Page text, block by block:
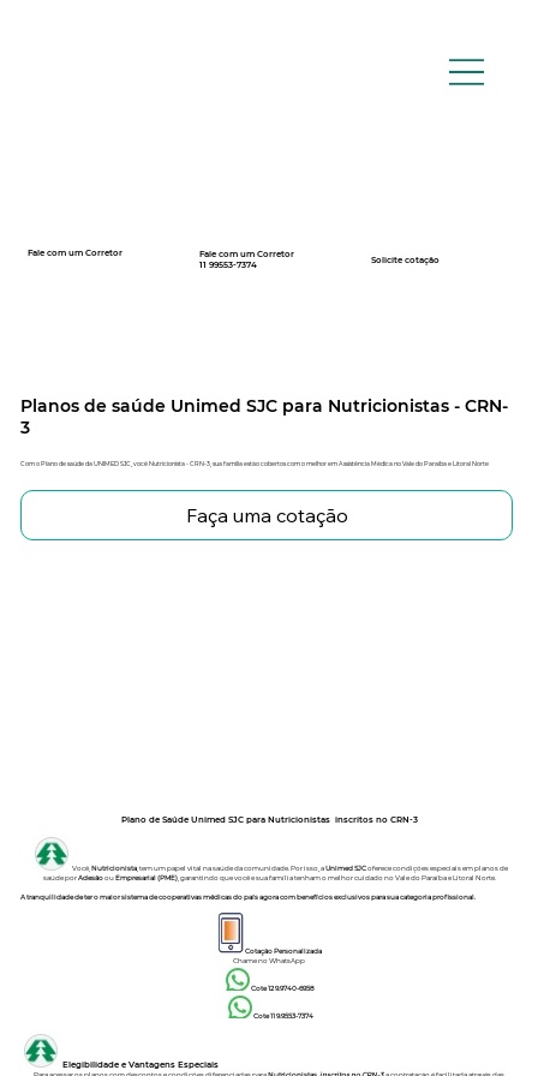
Fale com um Corretor
12 99740-6958
Fale com um Corretor
11 99553-7374
Solicite cotação
Planos de saúde Unimed SJC para Nutricionistas - CRN-
3
Com o Plano de saúde da UNIMED SJC, você Nutricionista - CRN-3, sua família estão cobertos com o melhor em Assistência Médica no Vale do Paraíba e Litoral Norte
Faça uma cotação
Plano de Saúde Unimed SJC para Nutricionistas inscritos no CRN-3
Você, Nutricionista, tem um papel vital na saúde da comunidade. Por isso, aUnimed SJCoferece condições especiais em planos de
saúde porAdesãoouEmpresarial (PME), garantindo que você e sua família tenham o melhor cuidado no Vale do Paraíba e Litoral Norte.
A tranquilidade de ter o maior sistema de cooperativas médicas do país agora com benefícios exclusivos para sua categoria profissional.
Cotação Personalizada
Chame noWhatsApp
Cote 12 9.9740-6958
Cote 11 9.9553-7374
Elegibilidade e Vantagens Especiais